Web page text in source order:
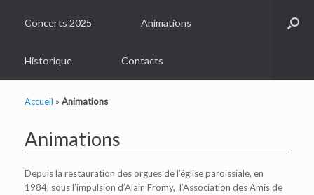
Concerts 2025 Animations
Historique Contacts
Accueil » Animations
Animations
Depuis la restauration des orgues de l’église paroissiale, en
1984, sous l’impulsion d’Alain Fromy, l’Association des Amis de